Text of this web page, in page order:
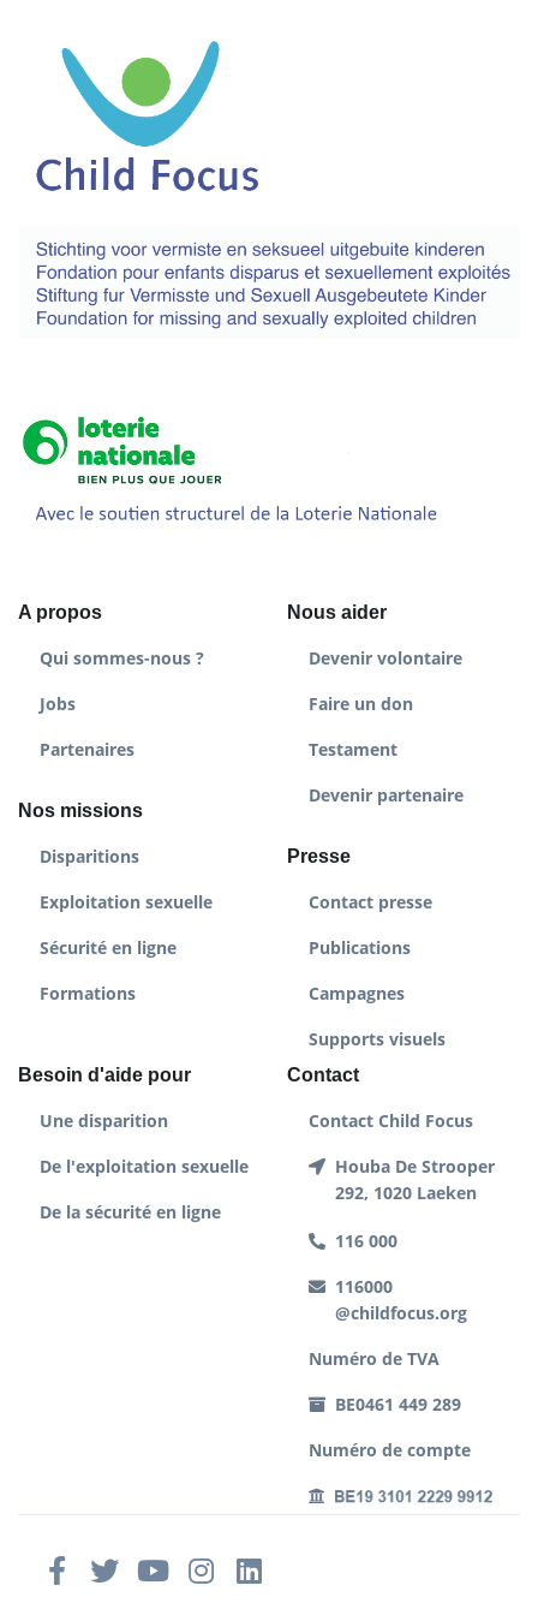
A propos
Qui sommes-nous ?
Jobs
Partenaires
Nos missions
Disparitions
Exploitation sexuelle
Sécurité en ligne
Formations
Nous aider
Devenir volontaire
Faire un don
Testament
Devenir partenaire
Presse
Contact presse
Publications
Campagnes
Supports visuels
Besoin d'aide pour
Une disparition
De l'exploitation sexuelle
De la sécurité en ligne
Contact
Contact Child Focus
Houba De Strooper
292, 1020 Laeken
116 000
116000
@childfocus.org
Numéro de TVA
BE0461 449 289
Numéro de compte